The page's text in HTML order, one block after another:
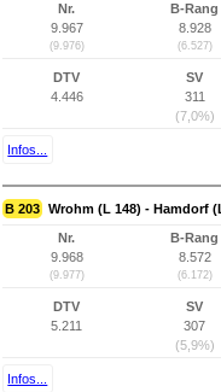
Nr.
9.967
(9.976)
B-Rang
8.928
(6.527)
DTV
4.446
SV
311
(7,0%)
Infos...
B 203 Wrohm (L 148) - Hamdorf
Nr.
9.968
(9.977)
B-Rang
8.572
(6.172)
DTV
5.211
SV
307
(5,9%)
Infos...